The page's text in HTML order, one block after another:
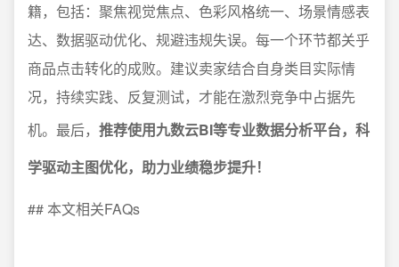
籍，包括：聚焦视觉焦点、色彩风格统一、场景情感表
达、数据驱动优化、规避违规失误。每一个环节都关乎
商品点击转化的成败。建议卖家结合自身类目实际情
况，持续实践、反复测试，才能在激烈竞争中占据先
机。最后， 推荐使用九数云BI等专业数据分析平台，科
学驱动主图优化，助力业绩稳步提升！
## 本文相关FAQs